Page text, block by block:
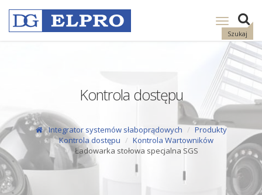
Szukaj
Pokaż
nawigację
Kontrola dostępu
Integrator systemów słaboprądowych
Produkty
Kontrola dostępu
Kontrola Wartowników
Ładowarka stołowa specjalna SGS